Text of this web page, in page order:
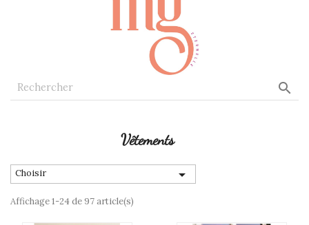

Vêtements
Choisir 
Affichage 1-24 de 97 article(s)